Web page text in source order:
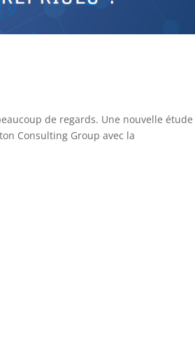
de regards. Une nouvelle étude
Consulting Group avec la